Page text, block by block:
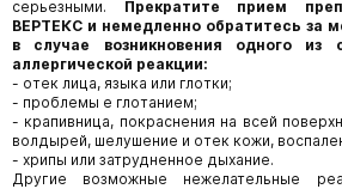
серьезными. Прекратите прием
ВЕРТЕКС и немедленно обратитесь за
в случае возникновения одного из
аллергической реакции:
- отек лица, языка или глотки;
- проблемы е глотанием;
- крапивница, покраснения на всей
волдырей, шелушение и отек кожи,
- хрипы или затрудненное дыхание.
Другие возможные нежелательные